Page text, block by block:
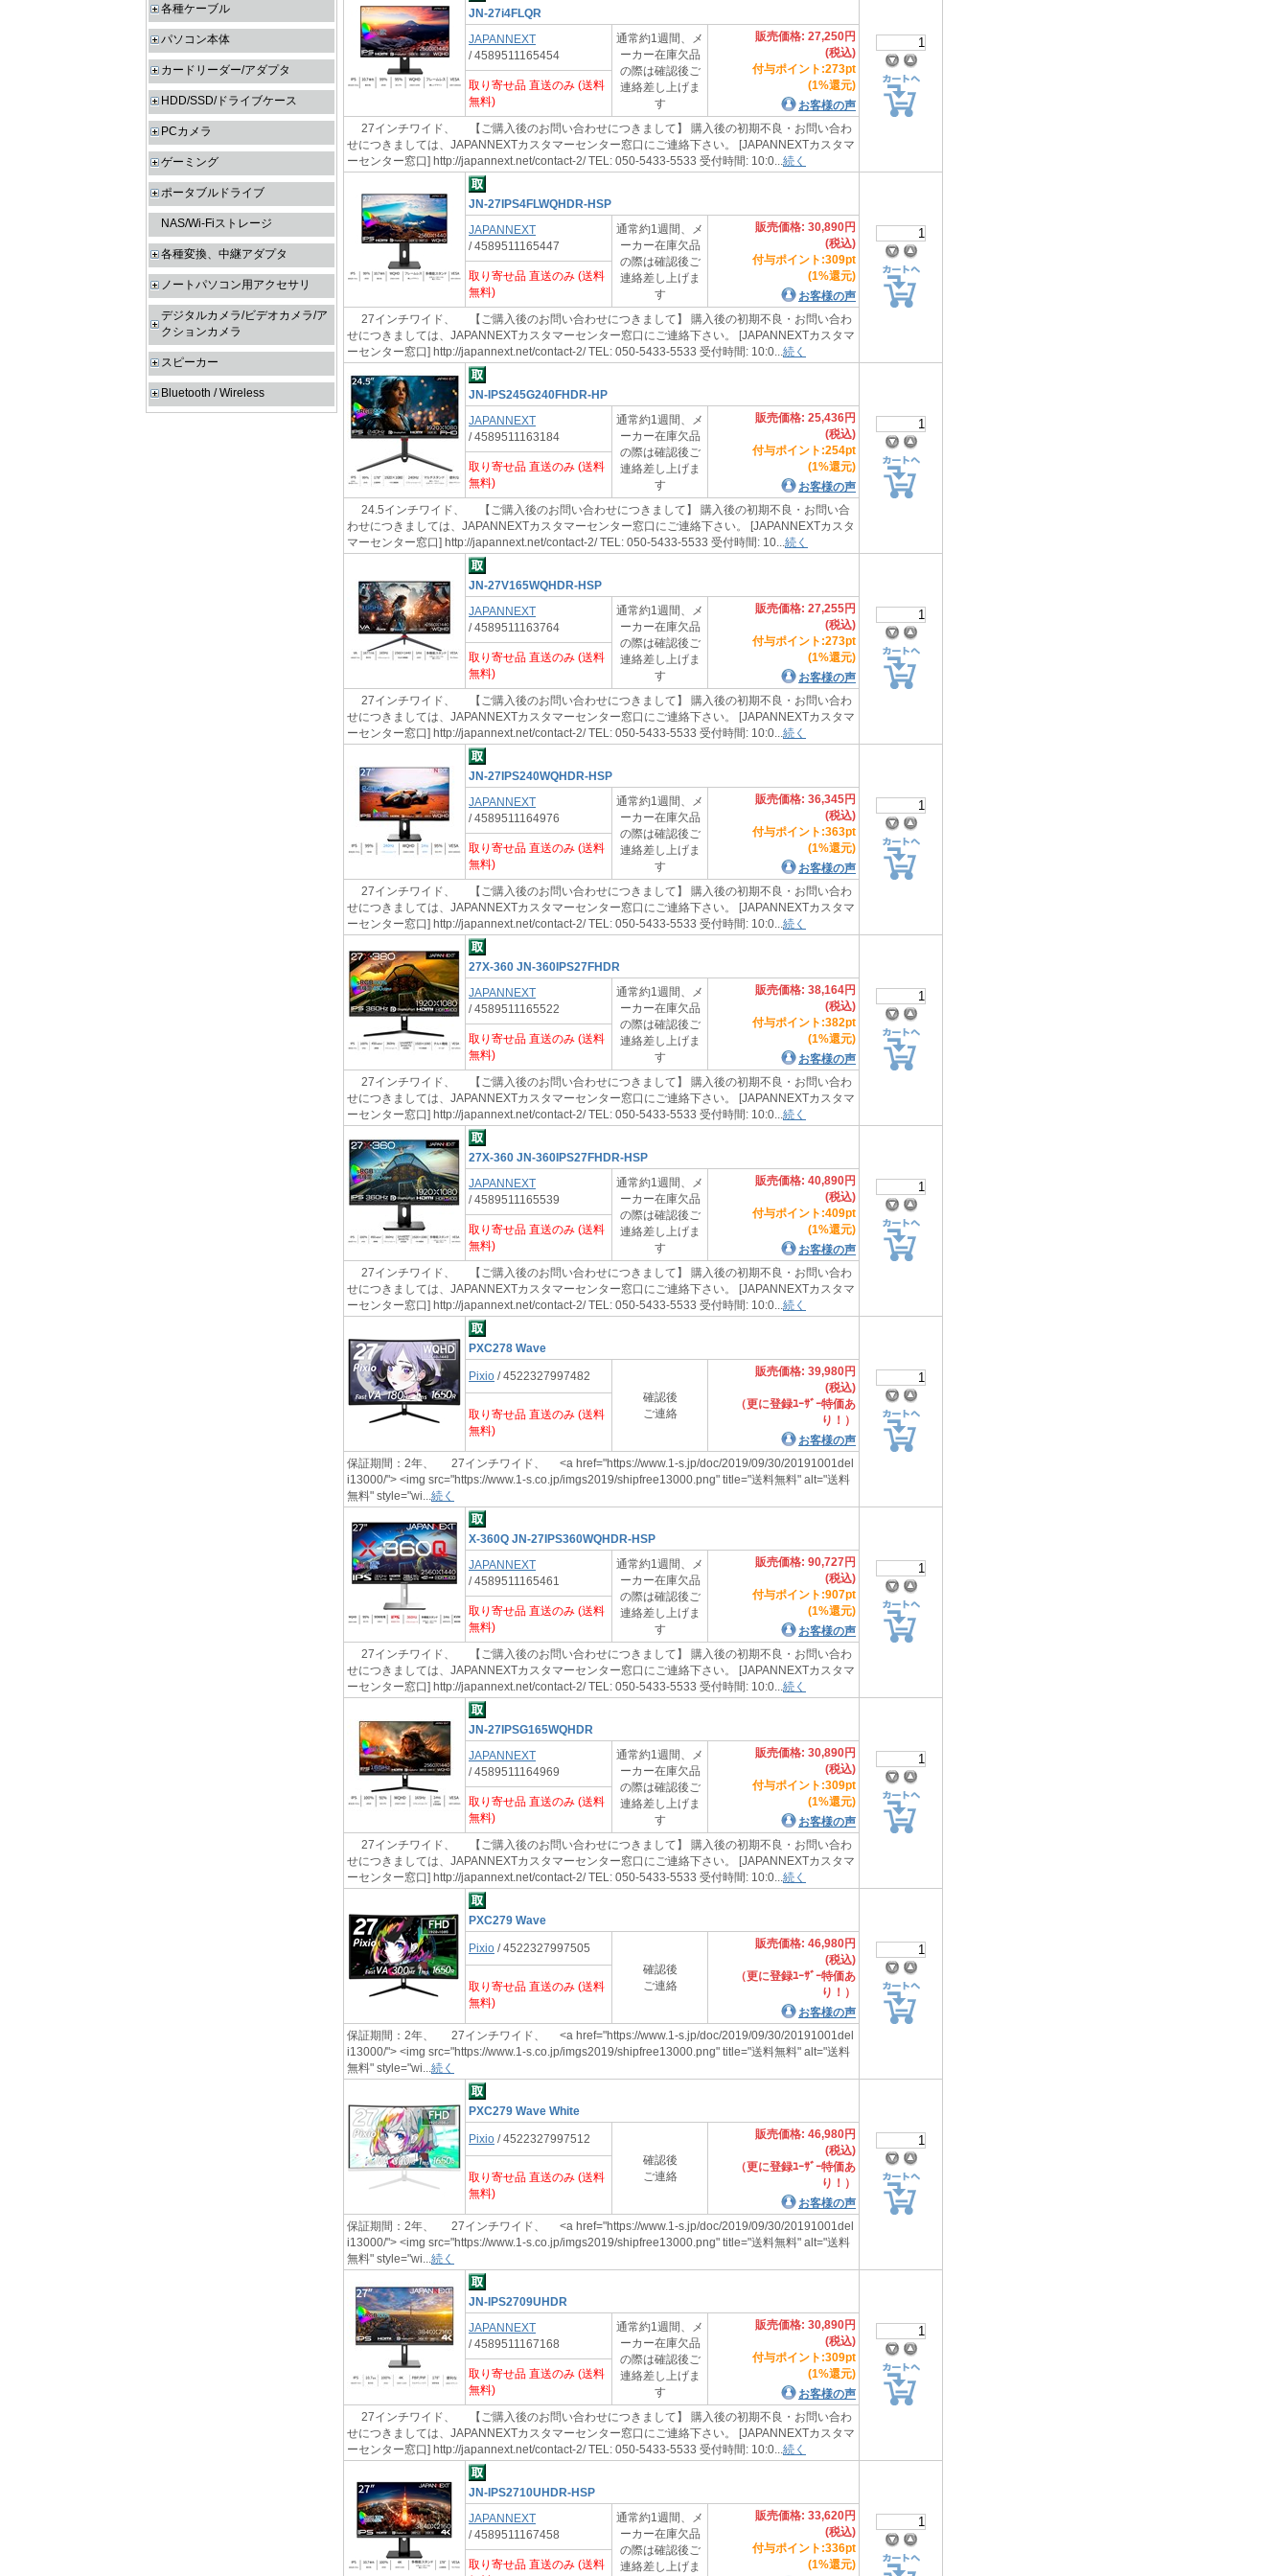
JN-27i4FLQR
JAPANNEXT
/ 4589511165454
通常約1週間、メ
ーカー在庫欠品
の際は確認後ご
連絡差し上げま
す
販売価格: 27,250円
(税込)
付与ポイント:273pt
(1%還元)
お客様の声
取り寄せ品 直送のみ (送料
無料)
27インチワイド、 【ご購入後のお問い合わせにつきまして】 購入後の初期不良・お問い合わ
せにつきましては、JAPANNEXTカスタマーセンター窓口にご連絡下さい。 [JAPANNEXTカスタマ
ーセンター窓口] http://japannext.net/contact-2/ TEL: 050-5433-5533 受付時間: 10:0... 続く
JN-27IPS4FLWQHDR-HSP
JAPANNEXT
/ 4589511165447
通常約1週間、メ
ーカー在庫欠品
の際は確認後ご
連絡差し上げま
す
販売価格: 30,890円
(税込)
付与ポイント:309pt
(1%還元)
お客様の声
取り寄せ品 直送のみ (送料
無料)
27インチワイド、 【ご購入後のお問い合わせにつきまして】 購入後の初期不良・お問い合わ
せにつきましては、JAPANNEXTカスタマーセンター窓口にご連絡下さい。 [JAPANNEXTカスタマ
ーセンター窓口] http://japannext.net/contact-2/ TEL: 050-5433-5533 受付時間: 10:0... 続く
JN-IPS245G240FHDR-HP
JAPANNEXT
/ 4589511163184
通常約1週間、メ
ーカー在庫欠品
の際は確認後ご
連絡差し上げま
す
販売価格: 25,436円
(税込)
付与ポイント:254pt
(1%還元)
お客様の声
取り寄せ品 直送のみ (送料
無料)
24.5インチワイド、 【ご購入後のお問い合わせにつきまして】 購入後の初期不良・お問い合
わせにつきましては、JAPANNEXTカスタマーセンター窓口にご連絡下さい。 [JAPANNEXTカスタ
マーセンター窓口] http://japannext.net/contact-2/ TEL: 050-5433-5533 受付時間: 10... 続く
JN-27V165WQHDR-HSP
JAPANNEXT
/ 4589511163764
通常約1週間、メ
ーカー在庫欠品
の際は確認後ご
連絡差し上げま
す
販売価格: 27,255円
(税込)
付与ポイント:273pt
(1%還元)
お客様の声
取り寄せ品 直送のみ (送料
無料)
27インチワイド、 【ご購入後のお問い合わせにつきまして】 購入後の初期不良・お問い合わ
せにつきましては、JAPANNEXTカスタマーセンター窓口にご連絡下さい。 [JAPANNEXTカスタマ
ーセンター窓口] http://japannext.net/contact-2/ TEL: 050-5433-5533 受付時間: 10:0... 続く
JN-27IPS240WQHDR-HSP
JAPANNEXT
/ 4589511164976
通常約1週間、メ
ーカー在庫欠品
の際は確認後ご
連絡差し上げま
す
販売価格: 36,345円
(税込)
付与ポイント:363pt
(1%還元)
お客様の声
取り寄せ品 直送のみ (送料
無料)
27インチワイド、 【ご購入後のお問い合わせにつきまして】 購入後の初期不良・お問い合わ
せにつきましては、JAPANNEXTカスタマーセンター窓口にご連絡下さい。 [JAPANNEXTカスタマ
ーセンター窓口] http://japannext.net/contact-2/ TEL: 050-5433-5533 受付時間: 10:0... 続く
27X-360 JN-360IPS27FHDR
JAPANNEXT
/ 4589511165522
通常約1週間、メ
ーカー在庫欠品
の際は確認後ご
連絡差し上げま
す
販売価格: 38,164円
(税込)
付与ポイント:382pt
(1%還元)
お客様の声
取り寄せ品 直送のみ (送料
無料)
27インチワイド、 【ご購入後のお問い合わせにつきまして】 購入後の初期不良・お問い合わ
せにつきましては、JAPANNEXTカスタマーセンター窓口にご連絡下さい。 [JAPANNEXTカスタマ
ーセンター窓口] http://japannext.net/contact-2/ TEL: 050-5433-5533 受付時間: 10:0... 続く
27X-360 JN-360IPS27FHDR-HSP
JAPANNEXT
/ 4589511165539
通常約1週間、メ
ーカー在庫欠品
の際は確認後ご
連絡差し上げま
す
販売価格: 40,890円
(税込)
付与ポイント:409pt
(1%還元)
お客様の声
取り寄せ品 直送のみ (送料
無料)
27インチワイド、 【ご購入後のお問い合わせにつきまして】 購入後の初期不良・お問い合わ
せにつきましては、JAPANNEXTカスタマーセンター窓口にご連絡下さい。 [JAPANNEXTカスタマ
ーセンター窓口] http://japannext.net/contact-2/ TEL: 050-5433-5533 受付時間: 10:0... 続く
PXC278 Wave
Pixio / 4522327997482
確認後
ご連絡
販売価格: 39,980円
(税込)
（更に登録ﾕｰｻﾞｰ特価あ
り！）
お客様の声
取り寄せ品 直送のみ (送料
無料)
保証期間：2年、 27インチワイド、 <a href="https://www.1-s.jp/doc/2019/09/30/20191001del
i13000/"> <img src="https://www.1-s.co.jp/imgs2019/shipfree13000.png" title="送料無料" alt="送料
無料" style="wi... 続く
X-360Q JN-27IPS360WQHDR-HSP
JAPANNEXT
/ 4589511165461
通常約1週間、メ
ーカー在庫欠品
の際は確認後ご
連絡差し上げま
す
販売価格: 90,727円
(税込)
付与ポイント:907pt
(1%還元)
お客様の声
取り寄せ品 直送のみ (送料
無料)
27インチワイド、 【ご購入後のお問い合わせにつきまして】 購入後の初期不良・お問い合わ
せにつきましては、JAPANNEXTカスタマーセンター窓口にご連絡下さい。 [JAPANNEXTカスタマ
ーセンター窓口] http://japannext.net/contact-2/ TEL: 050-5433-5533 受付時間: 10:0... 続く
JN-27IPSG165WQHDR
JAPANNEXT
/ 4589511164969
通常約1週間、メ
ーカー在庫欠品
の際は確認後ご
連絡差し上げま
す
販売価格: 30,890円
(税込)
付与ポイント:309pt
(1%還元)
お客様の声
取り寄せ品 直送のみ (送料
無料)
27インチワイド、 【ご購入後のお問い合わせにつきまして】 購入後の初期不良・お問い合わ
せにつきましては、JAPANNEXTカスタマーセンター窓口にご連絡下さい。 [JAPANNEXTカスタマ
ーセンター窓口] http://japannext.net/contact-2/ TEL: 050-5433-5533 受付時間: 10:0... 続く
PXC279 Wave
Pixio / 4522327997505
確認後
ご連絡
販売価格: 46,980円
(税込)
（更に登録ﾕｰｻﾞｰ特価あ
り！）
お客様の声
取り寄せ品 直送のみ (送料
無料)
保証期間：2年、 27インチワイド、 <a href="https://www.1-s.jp/doc/2019/09/30/20191001del
i13000/"> <img src="https://www.1-s.co.jp/imgs2019/shipfree13000.png" title="送料無料" alt="送料
無料" style="wi... 続く
PXC279 Wave White
Pixio / 4522327997512
確認後
ご連絡
販売価格: 46,980円
(税込)
（更に登録ﾕｰｻﾞｰ特価あ
り！）
お客様の声
取り寄せ品 直送のみ (送料
無料)
保証期間：2年、 27インチワイド、 <a href="https://www.1-s.jp/doc/2019/09/30/20191001del
i13000/"> <img src="https://www.1-s.co.jp/imgs2019/shipfree13000.png" title="送料無料" alt="送料
無料" style="wi... 続く
JN-IPS2709UHDR
JAPANNEXT
/ 4589511167168
通常約1週間、メ
ーカー在庫欠品
の際は確認後ご
連絡差し上げま
す
販売価格: 30,890円
(税込)
付与ポイント:309pt
(1%還元)
お客様の声
取り寄せ品 直送のみ (送料
無料)
27インチワイド、 【ご購入後のお問い合わせにつきまして】 購入後の初期不良・お問い合わ
せにつきましては、JAPANNEXTカスタマーセンター窓口にご連絡下さい。 [JAPANNEXTカスタマ
ーセンター窓口] http://japannext.net/contact-2/ TEL: 050-5433-5533 受付時間: 10:0... 続く
JN-IPS2710UHDR-HSP
JAPANNEXT
/ 4589511167458
通常約1週間、メ
ーカー在庫欠品
の際は確認後ご
連絡差し上げま
販売価格: 33,620円
(税込)
付与ポイント:336pt
(1%還元)
取り寄せ品 直送のみ (送料
各種ケーブル
パソコン本体
カードリーダー/アダプタ
HDD/SSD/ドライブケース
PCカメラ
ゲーミング
ポータブルドライブ
NAS/Wi-Fiストレージ
各種変換、中継アダプタ
ノートパソコン用アクセサリ
デジタルカメラ/ビデオカメラ/ア
クションカメラ
スピーカー
Bluetooth / Wireless